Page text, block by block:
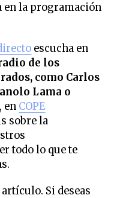
en la programación
escucha en
de los
como Carlos
Lama o
en COPE
sobre la
todo lo que te
Si deseas